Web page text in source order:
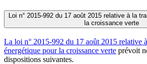
Loi n° 2015-992 du 17 août 2015 relative à la
la croissance verte
La loi n° 2015-992 du 17 août 2015 relative
énergétique pour la croissance verte prévoit
dispositions suivantes.